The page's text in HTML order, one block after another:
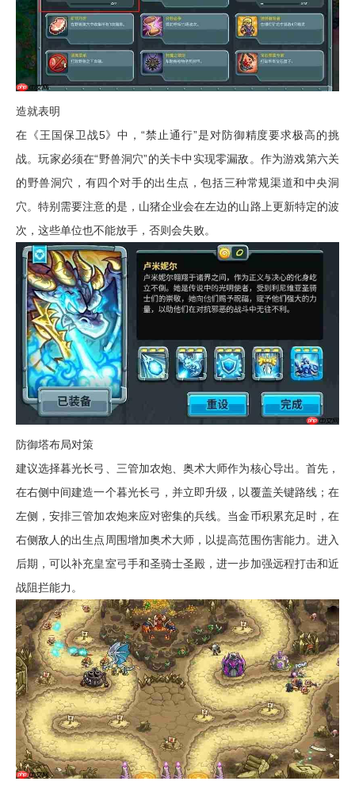
造就表明
在《王国保卫战5》中，“禁止通行”是对防御精度要求极高的挑
战。玩家必须在“野兽洞穴”的关卡中实现零漏敌。作为游戏第六关
的野兽洞穴，有四个对手的出生点，包括三种常规渠道和中央洞
穴。特别需要注意的是，山猪企业会在左边的山路上更新特定的波
次，这些单位也不能放手，否则会失败。
防御塔布局对策
建议选择暮光长弓、三管加农炮、奥术大师作为核心导出。首先，
在右侧中间建造一个暮光长弓，并立即升级，以覆盖关键路线；在
左侧，安排三管加农炮来应对密集的兵线。当金币积累充足时，在
右侧敌人的出生点周围增加奥术大师，以提高范围伤害能力。进入
后期，可以补充皇室弓手和圣骑士圣殿，进一步加强远程打击和近
战阻拦能力。